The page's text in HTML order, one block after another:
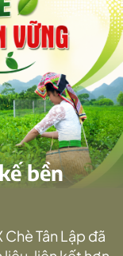
bền
Tân Lập đã